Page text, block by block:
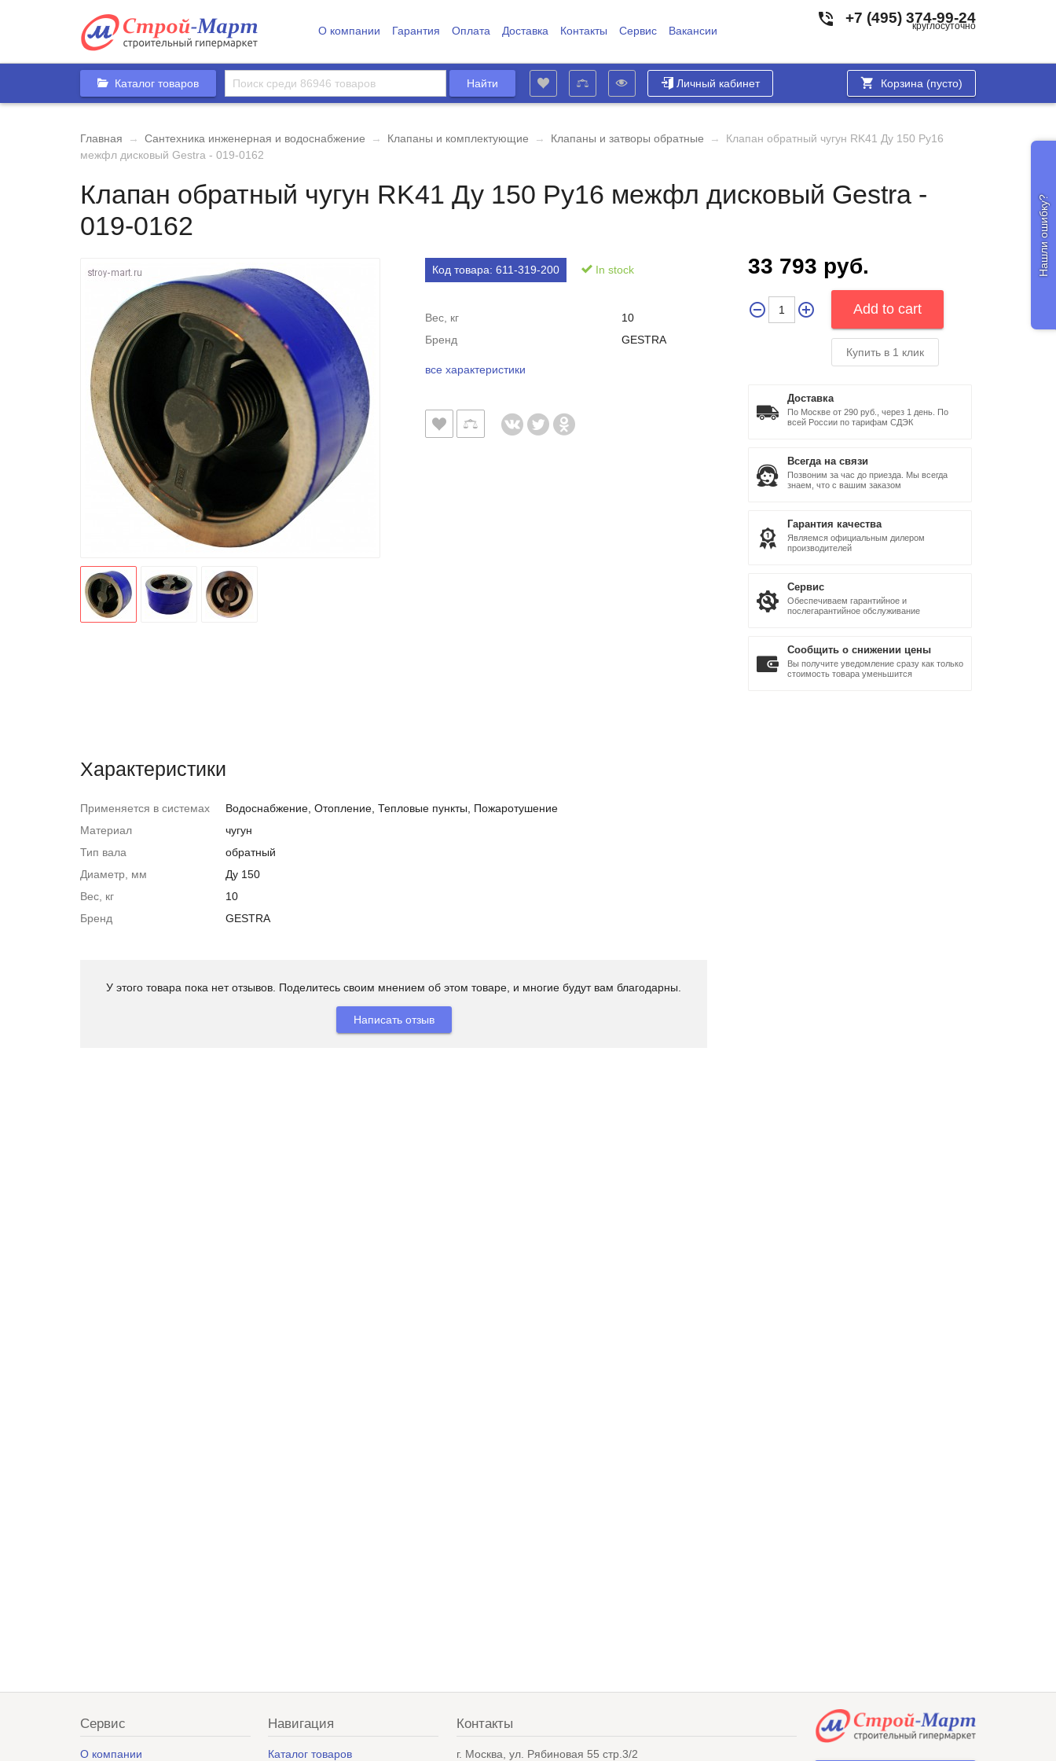
О компании Гарантия Оплата Доставка Контакты Сервис Вакансии
+7 (495) 374-99-24
круглосуточно
Каталог товаров Личный кабинет Корзина (пусто)
Главная → Сантехника инженерная и водоснабжение → Клапаны и комплектующие → Клапаны и затворы обратные →
Клапан обратный чугун RK41 Ду 150 Ру16
межфл дисковый Gestra - 019-0162
Клапан обратный чугун RK41 Ду 150 Ру16 межфл дисковый Gestra -
019-0162
Код товара:611-319-200 In stock
Вес, кг
10
Бренд
GESTRA
все характеристики
33 793 руб.
Купить в 1 клик
Доставка
По Москве от 290 руб., через 1 день. По
всей России по тарифам СДЭК
Всегда на связи
Позвоним за час до приезда. Мы всегда
знаем, что с вашим заказом
Гарантия качества
Являемся официальным дилером
производителей
Сервис
Обеспечиваем гарантийное и
послегарантийное обслуживание
Сообщить о снижении цены
Вы получите уведомление сразу как только
стоимость товара уменьшится
Характеристики
Применяется в системах
Водоснабжение, Отопление, Тепловые пункты, Пожаротушение
Материал
чугун
Тип вала
обратный
Диаметр, мм
Ду 150
Вес, кг
10
Бренд
GESTRA
У этого товара пока нет отзывов. Поделитесь своим мнением об этом товаре, и многие будут вам благодарны.
Написать отзыв
Сервис
О компании
Навигация
Каталог товаров
Контакты
г. Москва, ул. Рябиновая 55 стр.3/2
Нашли ошибку?